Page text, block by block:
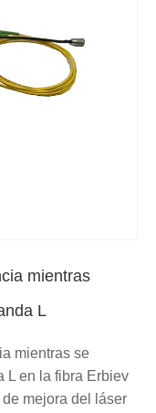
mientras
L
mientras se
L en la fibra Erbiev
mejora del láser